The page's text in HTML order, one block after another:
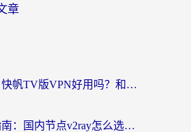
章
海外党必看：快帆TV版VPN好用吗？和快游VPN对比哪个回国效果更好？附实用避坑指南
海外党无忧指南：国内节点v2ray怎么选？一键回国VPN+多场景实测帮你避坑